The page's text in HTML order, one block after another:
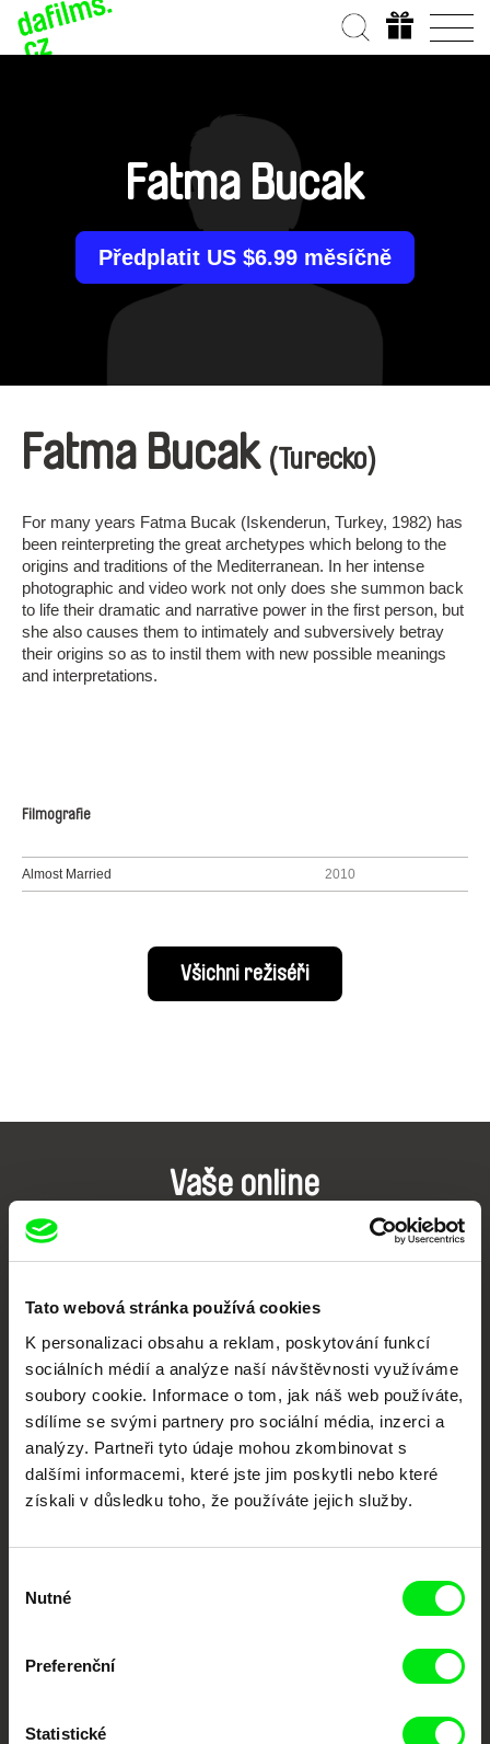
Tato webová stránka používá cookies
K personalizaci obsahu a reklam, poskytování funkcí
sociálních médií a analýze naší návštěvnosti využíváme
soubory cookie. Informace o tom, jak náš web používáte,
sdílíme se svými partnery pro sociální média, inzerci a
analýzy. Partneři tyto údaje mohou zkombinovat s
dalšími informacemi, které jste jim poskytli nebo které
získali v důsledku toho, že používáte jejich služby.
souhlasu
Nutné
Preferenční
Statistické
Fatma Bucak
Předplatit US $6.99 měsíčně
Fatma Bucak (Turecko)
For many years Fatma Bucak (Iskenderun, Turkey, 1982) has
been reinterpreting the great archetypes which belong to the
origins and traditions of the Mediterranean. In her intense
photographic and video work not only does she summon back
to life their dramatic and narrative power in the first person, but
she also causes them to intimately and subversively betray
their origins so as to instil them with new possible meanings
and interpretations.
Filmografie
Almost Married 2010
Všichni režiséři
Vaše online
každý týden
Portál DAFilms.cz je výsledkem tvůrčí spolupráce 7 klíčových evropských
festivalů dokumentárního filmu sdružených do Doc Alliance. Naším cílem je
posouvat hranice dokumentárního filmu, propagovat jeho rozmanitost a
podporovat kvalitní autorské filmy.
Členové Doc Alliance
CPH:DOX DOK Leipzig